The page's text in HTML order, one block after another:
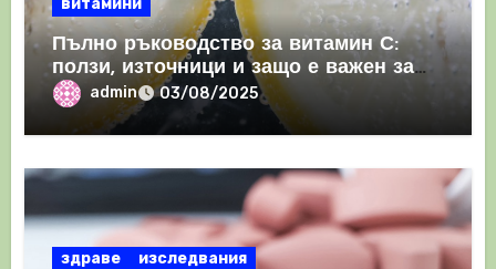
Пълно ръководство за витамин С:
ползи, източници и защо е важен за
имунната система
admin 03/08/2025
здраве изследвания